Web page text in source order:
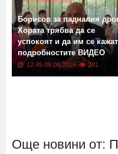
Борисов за падналия
Хората трябва да се
успокоят и да им се кажат
подробностите ВИДЕО
12:45 09.08.2026 281
Още новини от: